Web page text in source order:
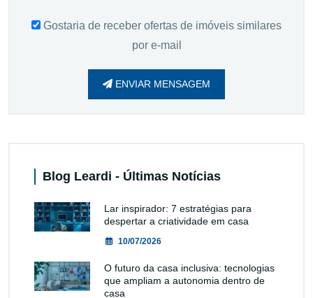
Gostaria de receber ofertas de imóveis similares
por e-mail
ENVIAR MENSAGEM
Blog Leardi - Últimas Notícias
Lar inspirador: 7 estratégias para
despertar a criatividade em casa
10/07/2026
O futuro da casa inclusiva: tecnologias
que ampliam a autonomia dentro de
casa